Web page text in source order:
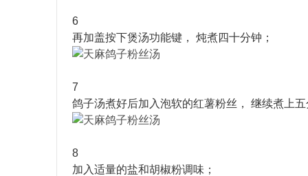
6
再加盖按下煲汤功能键， 炖煮四十分钟；
7
鸽子汤煮好后加入泡软的红薯粉丝， 继续煮上
8
加入适量的盐和胡椒粉调味；